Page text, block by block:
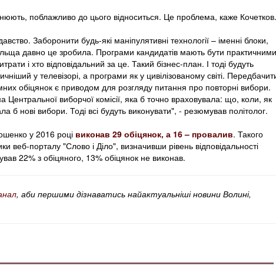
поблажливо до цього відноситься. Це проблема, каже Кочетков.
Заборонити будь-які маніпулятивні технології – іменні блоки,
давно це зробила. Програми кандидатів мають бути практичними
і хто відповідальний за це. Такий бізнес-план. І тоді будуть
у телевізорі, а програми як у цивілізованому світі.
обіцянок є приводом для розгляду питання про повторні вибори.
виборчої комісії, яка б точно враховувала: що, коли, як
б нові вибори. Тоді всі будуть виконувати", - резюмував політолог.
у 2016 році виконав 29 обіцянок, а 16 – провалив. Такого
веб-порталу "Слово і Діло", визначивши рівень відповідальності
22% з обіцяного, 13% обіцянок не виконав.
, аби першими дізнаватись найактуальніші новини Волині,